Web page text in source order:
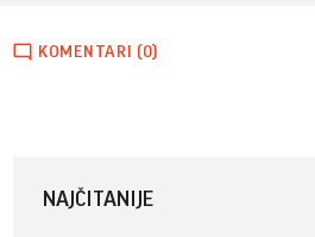
KOMENTARI (0)
NAJČITANIJE